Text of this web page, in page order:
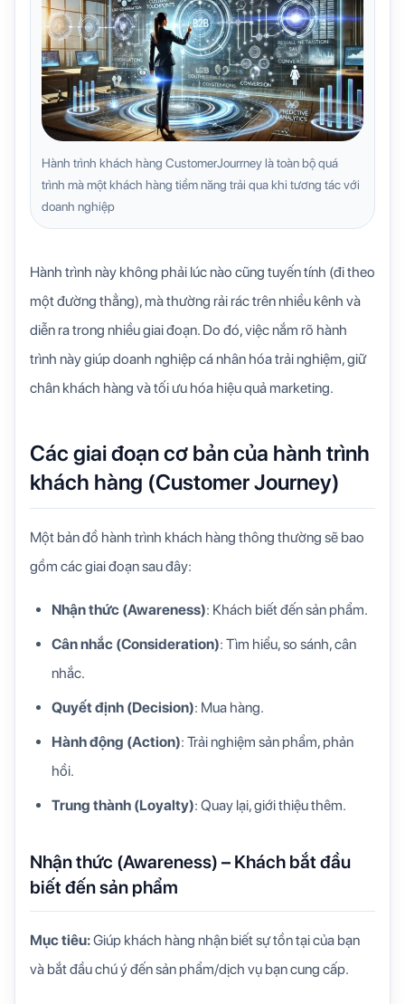
Hành trình khách hàng CustomerJourrneylà toàn bộ quá
trình mà một khách hàng tiềm năng trải qua khi tương tác với
doanh nghiệp
Hành trình này không phải lúc nào cũng tuyến tính (đi theo
một đường thẳng), mà thường rải rác trên nhiều kênh và
diễn ra trong nhiều giai đoạn. Do đó, việc nắm rõ hành
trình này giúp doanh nghiệp cá nhân hóa trải nghiệm, giữ
chân khách hàng và tối ưu hóa hiệu quả marketing.
Các giai đoạn cơ bản của hành trình
khách hàng (Customer Journey)
Một bản đồ hành trình khách hàng thông thường sẽ bao
gồm các giai đoạn sau đây:
Nhận thức (Awareness): Khách biết đến sản phẩm.
Cân nhắc (Consideration): Tìm hiểu, so sánh, cân
nhắc.
Quyết định (Decision): Mua hàng.
Hành động (Action): Trải nghiệm sản phẩm, phản
hồi.
Trung thành (Loyalty): Quay lại, giới thiệu thêm.
Nhận thức (Awareness) – Khách bắt đầu
biết đến sản phẩm
Mục tiêu:Giúp khách hàng nhận biết sự tồn tại của bạn
và bắt đầu chú ý đến sản phẩm/dịch vụ bạn cung cấp.